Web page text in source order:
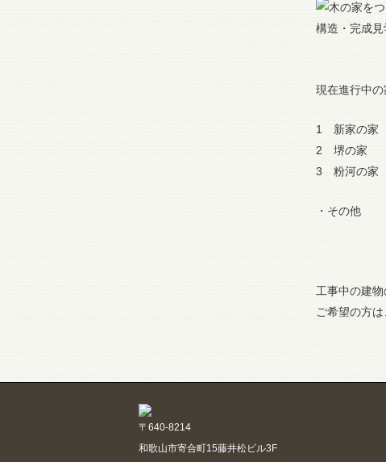
構造・完成
現在進行中の
1 新家
2 堺の
3 粉河の
・その他
工事中の建物
ご希望の方
〒640-8214
和歌山市寄合町15藤井松ビル3F